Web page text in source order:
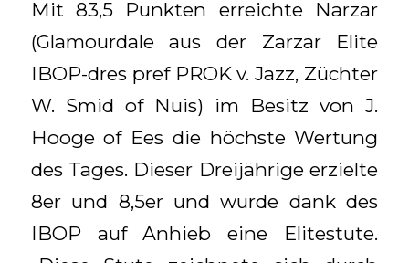
Mit 83,5 Punkten erreichte Narzar
(Glamourdale aus der Zarzar Elite
IBOP-dres pref PROK v. Jazz, Züchter
W. Smid of Nuis) im Besitz von J.
Hooge of Ees die höchste Wertung
des Tages. Dieser Dreijährige erzielte
8er und 8,5er und wurde dank des
IBOP auf Anhieb eine Elitestute.